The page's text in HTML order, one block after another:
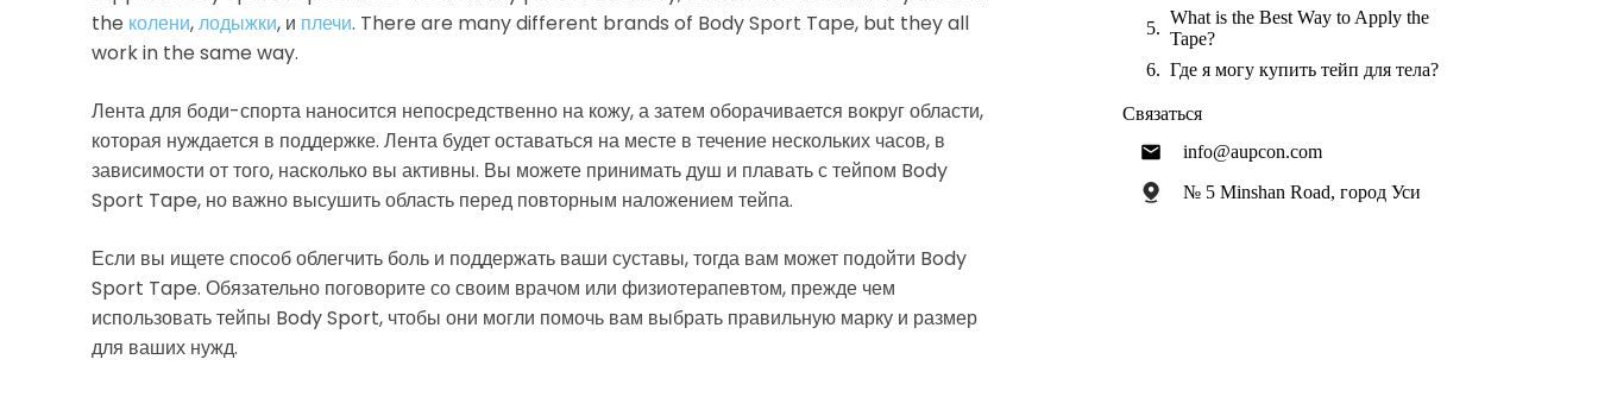
the колени,лодыжки, и плечи. There are many different brands of Body Sport Tape, but they all
work in the same way.
Лента для боди-спорта наносится непосредственно на кожу, а затем оборачивается вокруг области,
которая нуждается в поддержке. Лента будет оставаться на месте в течение нескольких часов, в
зависимости от того, насколько вы активны. Вы можете принимать душ и плавать с тейпом Body
Sport Tape, но важно высушить область перед повторным наложением тейпа.
Если вы ищете способ облегчить боль и поддержать ваши суставы, тогда вам может подойти Body
Sport Tape. Обязательно поговорите со своим врачом или физиотерапевтом, прежде чем
использовать тейпы Body Sport, чтобы они могли помочь вам выбрать правильную марку и размер
для ваших нужд.
What is the Best Way to Apply the
Tape?
Где я могу купить тейп для тела?
Связаться
info@aupcon.com
№ 5 Minshan Road, город Уси